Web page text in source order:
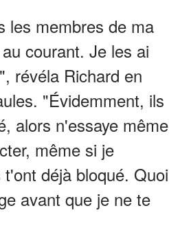
les membres de ma
courant. Je les ai
révéla Richard en
"Évidemment, ils
alors n'essaye même
même si je
déjà bloqué. Quoi
avant que je ne te